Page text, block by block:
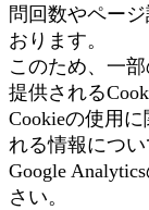
問回数やペー
おります。
このため、一
提供される
Cookieの使用
れる情報につい
Google
さい。